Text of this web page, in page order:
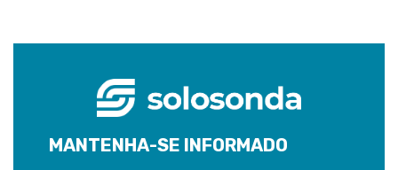
MANTENHA-SE INFORMADO